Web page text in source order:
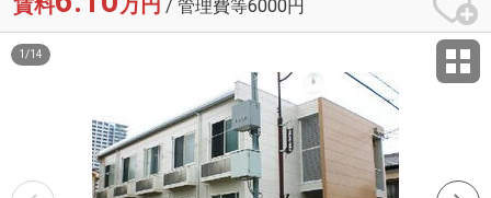
賃料 万円 / 管理費等6000円
1 /14